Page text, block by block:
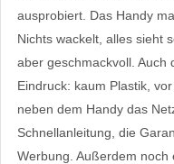
ausprobiert. Das Handy
Nichts wackelt, alles sieht
aber geschmackvoll. Auch
Eindruck: kaum Plastik,
neben dem Handy das
Schnellanleitung, die
Werbung. Außerdem noch